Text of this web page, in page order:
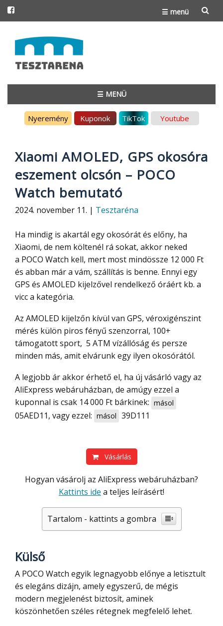
☰ menü
to
content
☰ MENÜ
Nyeremény Kuponok TikTok Youtube
Xiaomi AMOLED, GPS okosóra
eszement olcsón – POCO
Watch bemutató
2024. november 11. | Tesztaréna
Ha mindig is akartál egy okosórát és előny, ha
Xiaomi, de nem költenél rá sokat, akkor neked
a POCO Watch kell, mert most mindössze 12 000 Ft
és abban már a vám, szállítás is benne. Ennyi egy
GPS és AMOLED kijelzővel rendelkező óráért kb. a
vicc a kategória.
Az AMOLED kijelzőn kívül van GPS, véroxigénszint
mérés külön piros fényű szenzorral, 100+
támogatott sport, 5 ATM vízállóság és persze
minden más, amit elvárunk egy ilyen okosórától.
A legjobb ár akkor érhető el, ha új vásárló vagy az
AliExpress webáruházban, de amúgy ezzel a
kuponnal is csak 14 000 Ft bárkinek: másol
05AED11, vagy ezzel: másol 39D111
Vásárlás
Hogyan vásárolj az AliExpress webáruházban?
Kattints ide a teljes leírásért!
Tartalom - kattints a gombra
Külső
A POCO Watch egyik legnagyobb előnye a letisztult
és elegáns dizájn, amely egyszerű, de mégis
modern megjelenést biztosít, aminek
köszönhetően széles rétegnek megfelelő lehet.